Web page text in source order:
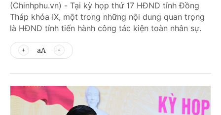
(Chinhphu.vn) - Tại kỳ họp thứ 17 HĐND tỉnh Đồng
Tháp khóa IX, một trong những nội dung quan trọng
là HĐND tỉnh tiến hành công tác kiện toàn nhân sự.
aA